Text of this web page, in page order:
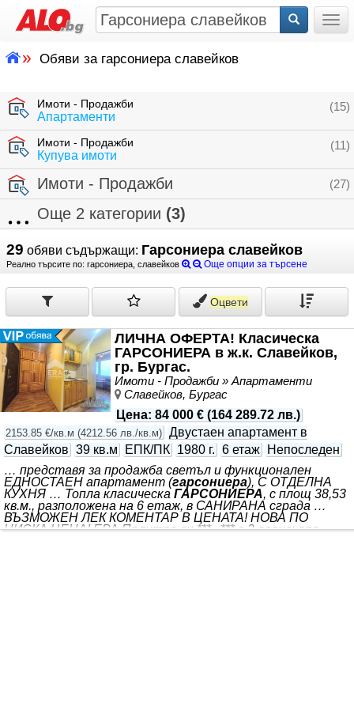
» Обяви за гарсониера славейков
(15)
Имоти - Продажби
Апартаменти
(11)
Имоти - Продажби
Купува имоти
(27)
Имоти - Продажби
Още 2 категории (3)
29 обяви съдържащи: Гарсониера славейков
Реално търсите по: гарсониера, славейков Още опции за търсене
Оцвети
ЛИЧНА ОФЕРТА! Класическа
ГАРСОНИЕРА в ж.к. Славейков,
гр. Бургас.
Имоти - Продажби » Апартаменти
Славейков, Бургас
Цена: 84 000 € (164 289.72 лв.)
2153.85 €/кв.м (4212.56 лв./кв.м) Двустаен апартамент в
Славейков 39 кв.м ЕПК/ПК 1980 г. 6 етаж
Непоследен
… представя за продажба светъл и функционален
ЕДНОСТАЕН апартамент (гарсониера), С ОТДЕЛНА
КУХНЯ … Топла класическа ГАРСОНИЕРА, с площ 38,53
кв.м., разположена на 6 етаж, в САНИРАНА сграда …
ВЪЗМОЖЕН ЛЕК КОМЕНТАР В ЦЕНАТА! НОВА ПО
НИСКА ЦЕНА! ЕРА Палитра ви *** . *** с 2 асансьора.